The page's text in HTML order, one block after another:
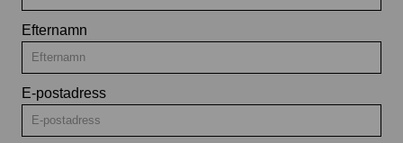
Efternamn
E-postadress